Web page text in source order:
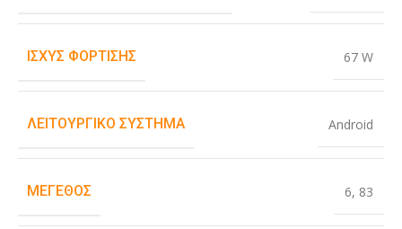
ΙΣΧΎΣ ΦΌΡΤΙΣΗΣ 67 W
ΛΕΙΤΟΥΡΓΙΚΌ ΣΎΣΤΗΜΑ Android
ΜΈΓΕΘΟΣ 6, 83